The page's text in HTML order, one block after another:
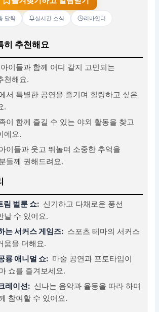
달력 실시간 소식 리마인더
히 추천해요
이들과 함께 어디 갈지 고민되는
천해요.
서 특별한 공연을 즐기며 힐링하고 싶은
.
이 함께 즐길 수 있는 야외 활동을 찾고
에요.
이들과 웃고 뛰놀며 소중한 추억을
들께 권해드려요.
림 벌룬 쇼: 신기하고 다채로운 풍선
날 수 있어요.
는 서커스 게임즈: 스포츠 테마의 서커스
움을 더해요.
룡 애니멀 쇼: 마술 공연과 포토타임이
쇼를 즐겨보세요.
레이션: 신나는 음악과 율동을 따라 하며
참여할 수 있어요.